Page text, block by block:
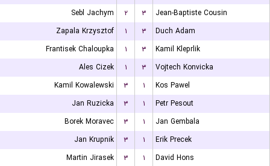
Sebl Jachym
۲ ۳
Jean-Baptiste Cousin
Zapala Krzysztof
۱ ۳
Duch Adam
Frantisek Chaloupka
۱ ۳
Kamil Kleprlik
Ales Cizek
۱ ۳
Vojtech Konvicka
Kamil Kowalewski
۳ ۱
Kos Pawel
Jan Ruzicka
۳ ۱
Petr Pesout
Borek Moravec
۳ ۱
Jan Gembala
Jan Krupnik
۳ ۱
Erik Precek
Martin Jirasek
۳ ۱
David Hons